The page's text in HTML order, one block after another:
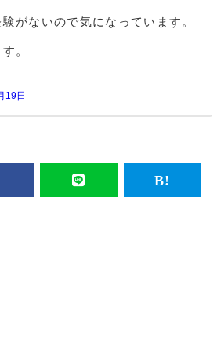
がないので気になっています。
。
19日